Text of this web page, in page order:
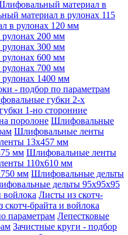
материал в
материал в рулонах 115
в рулонах 120 мм
200 мм
300 мм
600 мм
700 мм
1400 мм
- подбор по параметрам
губки 2-х
1-но сторонние
поролоне Шлифовальные
Шлифовальные ленты
13x457 мм
мм Шлифовальные ленты
110x610 мм
мм Шлифовальные дельты
дельты 95x95x95
войлока Листы из скотч-
скотч-брайта и войлока
параметрам Лепестковые
Зачистные круги - подбор